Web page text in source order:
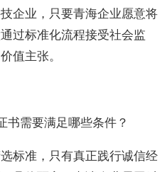
企业，只要青海企业愿意将
过标准化流程接受社会监
值主张。
书需要满足哪些条件？
标准，只有真正践行诚信经